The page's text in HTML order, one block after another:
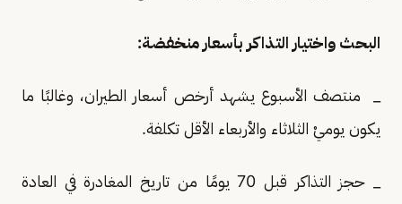
البحث واختيار التذاكر بأسعار منخفضة:
_ منتصف الأسبوع يشهد أرخص أسعار الطيران، وغالبًا ما
يكون يوميْ الثلاثاء والأربعاء الأقل تكلفة.
_ حجز التذاكر قبل 70 يومًا من تاريخ المغادرة في العادة